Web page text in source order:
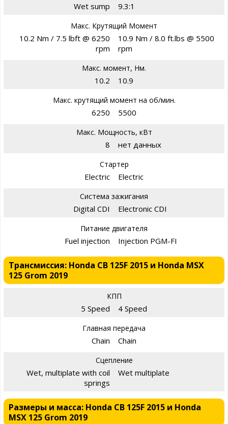
Wet sump 9.3:1
Макс. Крутящий Момент
10.2 Nm / 7.5 lbft @ 6250
rpm
10.9 Nm / 8.0 ft.lbs @ 5500
rpm
Макс. момент, Нм.
10.2 10.9
Макс. крутящий момент на об/мин.
6250 5500
Макс. Мощность, кВт
8 нет данных
Стартер
Electric Electric
Система зажигания
Digital CDI Electronic CDI
Питание двигателя
Fuel injection Injection PGM-FI
Трансмиссия: Honda CB 125F 2015 и Honda MSX
125 Grom 2019
КПП
5 Speed 4 Speed
Главная передача
Chain Chain
Сцепление
Wet, multiplate with coil
springs
Wet multiplate
Размеры и масса: Honda CB 125F 2015 и Honda
MSX 125 Grom 2019